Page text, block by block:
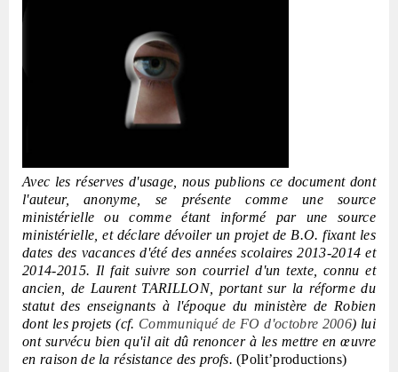
Avec les réserves d'usage, nous publions ce document dont
l'auteur, anonyme, se présente comme une source
ministérielle ou comme étant informé par une source
ministérielle, et déclare dévoiler un projet de B.O. fixant les
dates des vacances d'été des années scolaires 2013-2014 et
2014-2015. Il fait suivre son courriel d'un texte, connu et
ancien, de Laurent TARILLON, portant sur la réforme du
statut des enseignants à l'époque du ministère de Robien
dont les projets (cf. Communiqué de FO d'octobre 2006) lui
ont survécu bien qu'il ait dû renoncer à les mettre en œuvre
en raison de la résistance des profs.(Polit’productions)